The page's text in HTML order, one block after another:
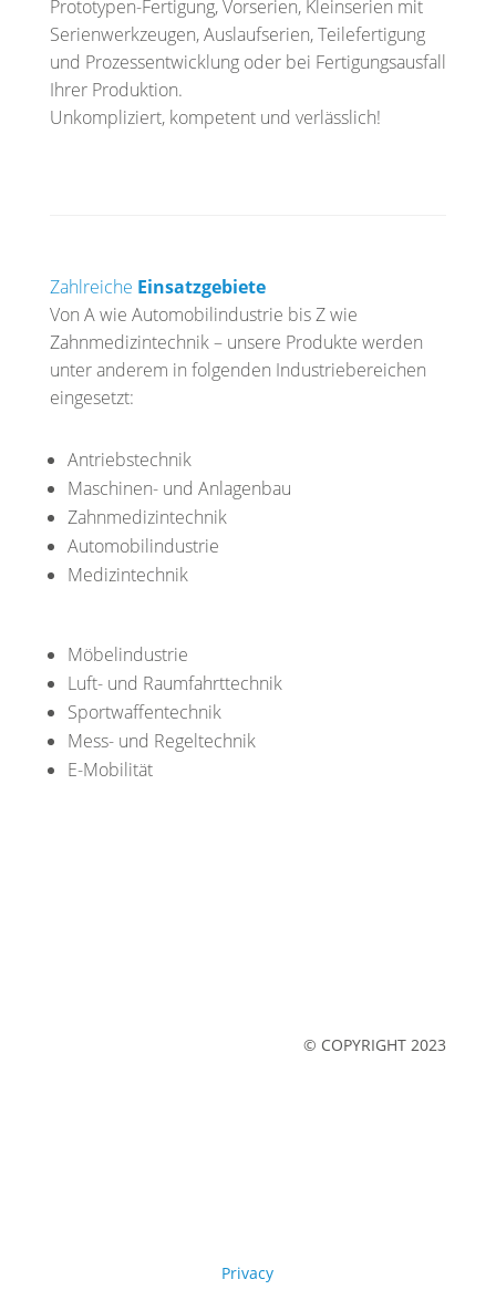
Prototypen-Fertigung, Vorserien, Kleinserien mit
Serienwerkzeugen, Auslaufserien, Teilefertigung
und Prozessentwicklung oder bei Fertigungsausfall
Ihrer Produktion.
Unkompliziert, kompetent und verlässlich!
Zahlreiche Einsatzgebiete
Von A wie Automobilindustrie bis Z wie
Zahnmedizintechnik – unsere Produkte werden
unter anderem in folgenden Industriebereichen
eingesetzt:
Antriebstechnik
Maschinen- und Anlagenbau
Zahnmedizintechnik
Automobilindustrie
Medizintechnik
Möbelindustrie
Luft- und Raumfahrttechnik
Sportwaffentechnik
Mess- und Regeltechnik
E-Mobilität
© COPYRIGHT 2023
Privacy